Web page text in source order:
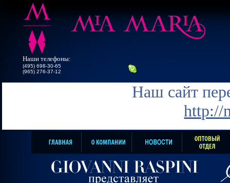
Наши телефоны:
(495) 698-30-65
(965) 276-37-12
Наш сайт
http://